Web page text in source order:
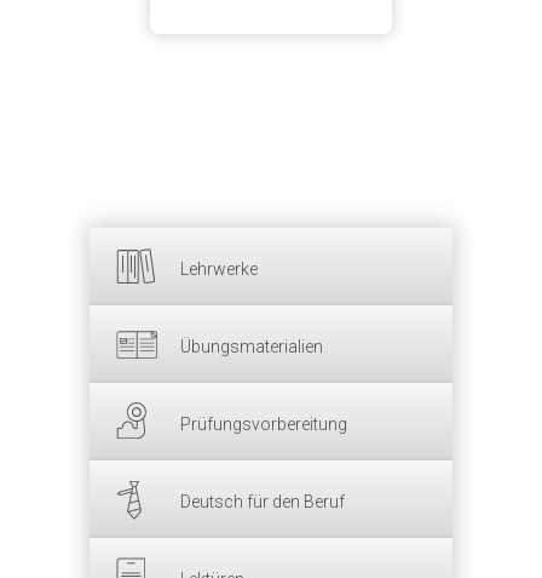
Lehrwerke
Übungsmaterialien
Prüfungsvorbereitung
Deutsch für den Beruf